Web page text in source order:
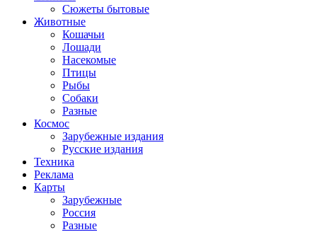
Сюжеты бытовые
Животные
Кошачьи
Лошади
Насекомые
Птицы
Рыбы
Собаки
Разные
Космос
Зарубежные издания
Русские издания
Техника
Реклама
Карты
Зарубежные
Россия
Разные